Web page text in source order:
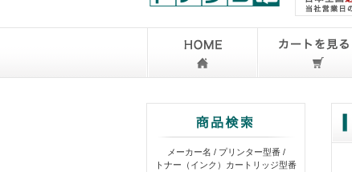
メーカー名 / プリンター型番 /
トナー（インク）カートリッジ型番